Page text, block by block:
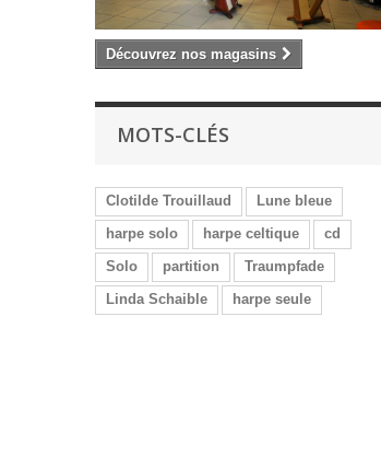
Découvrez nos magasins
MOTS-CLÉS
Clotilde Trouillaud
Lune bleue
harpe solo
harpe celtique
cd
Solo
partition
Traumpfade
Linda Schaible
harpe seule